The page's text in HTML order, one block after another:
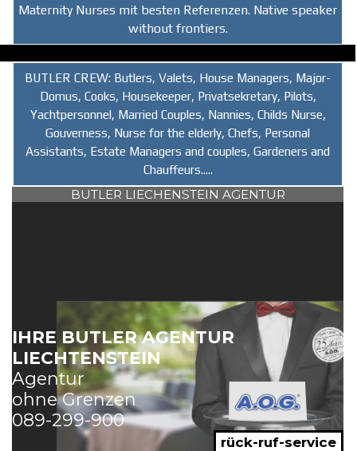
Maternity Nurses mit besten Referenzen. Native speaker
without frontiers.
BUTLER CREW: Butlers, Valets, House Managers, Major-
Domus, Cooks, Housekeeper, Privatsekretary, Pilots,
Yachtpersonnel, Married Couples, Nannies, Childs Nurse,
Gouverness, Nurse for the elderly, Chefs, Personal
Assistants, Estate Managers and couples, Gardeners and
Chauffeurs.....
BUTLER LIECHENSTEIN AGENTUR
IHRE BUTLER AGENTUR
LIECHTENSTEIN
Agentur
ohne Grenzen
089-299-900
rück-ruf-service